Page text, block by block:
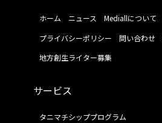
ホーム ニュース Mediallについて
プライバシーポリシー
問い合わせ
地方創生ライター募集
サービス
タニマチシッププログラム